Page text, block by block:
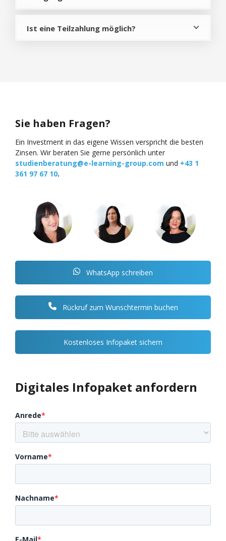
Ist eine Teilzahlung möglich?
Sie haben Fragen?
Ein Investment in das eigene Wissen verspricht die besten
Zinsen. Wir beraten Sie gerne persönlich unter
studienberatung@e-learning-group.com und +43 1
361 97 67 10.
WhatsApp schreiben
Rückruf zum Wunschtermin buchen
Kostenloses Infopaket sichern
Digitales Infopaket anfordern